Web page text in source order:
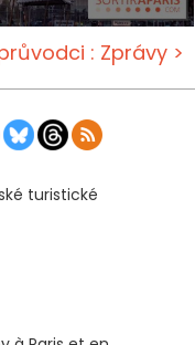
: Zprávy >
turistické